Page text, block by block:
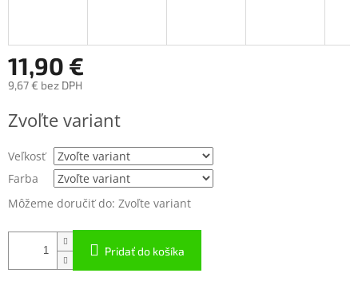
11,90 €
9,67 € bez DPH
cena:
Zvoľte variant
Veľkosť
Farba
Môžeme doručiť do: Zvoľte variant
Pridať do košíka